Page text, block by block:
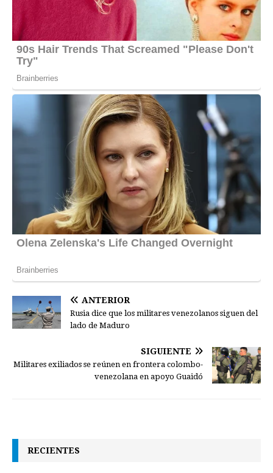
ANTERIOR
Rusia dice que los militares venezolanos siguen del
lado de Maduro
SIGUIENTE
Militares exiliados se reúnen en frontera colombo-
venezolana en apoyo Guaidó
RECIENTES